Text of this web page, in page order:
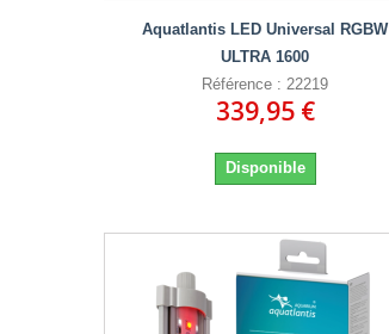
Aquatlantis LED Universal RGBW
ULTRA 1600
Référence : 22219
339,95 €
Disponible